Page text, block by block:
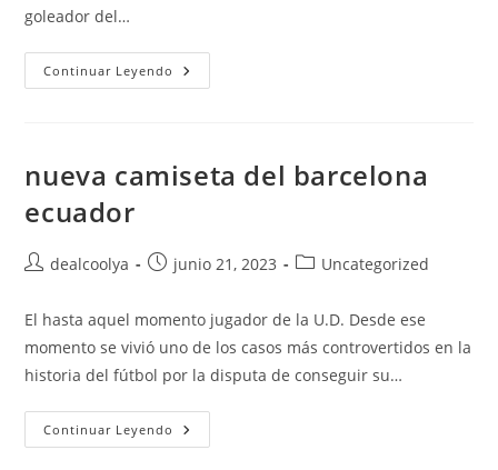
goleador del…
Continuar Leyendo Fc
Barcelona
nueva camiseta del barcelona
ecuador
Autor
la
entrada:
dealcoolya
Publicación
entrada:
junio 21, 2023
Categoría
la
entrada:
Uncategorized
El hasta aquel momento jugador de la U.D. Desde ese
momento se vivió uno de los casos más controvertidos en la
historia del fútbol por la disputa de conseguir su…
Continuar Leyendo Nueva
Camiseta